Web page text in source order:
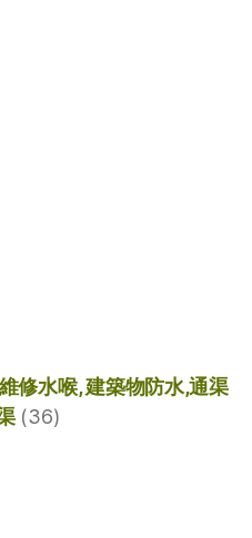
修水喉, 建築物防水,通渠
(36)